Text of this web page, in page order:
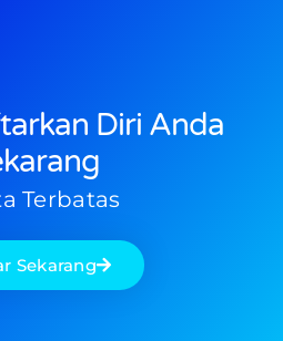
Diri Anda
Terbatas
Sekarang